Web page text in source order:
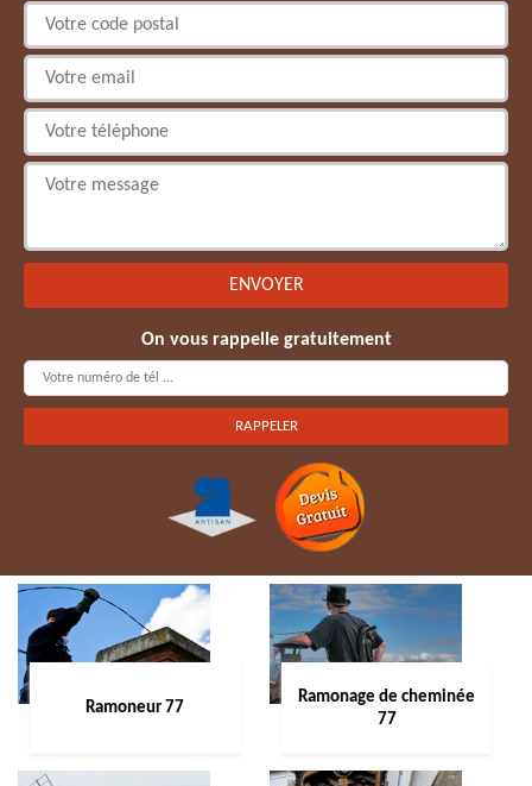
On vous rappelle gratuitement
Ramoneur 77
Ramonage de cheminée
77